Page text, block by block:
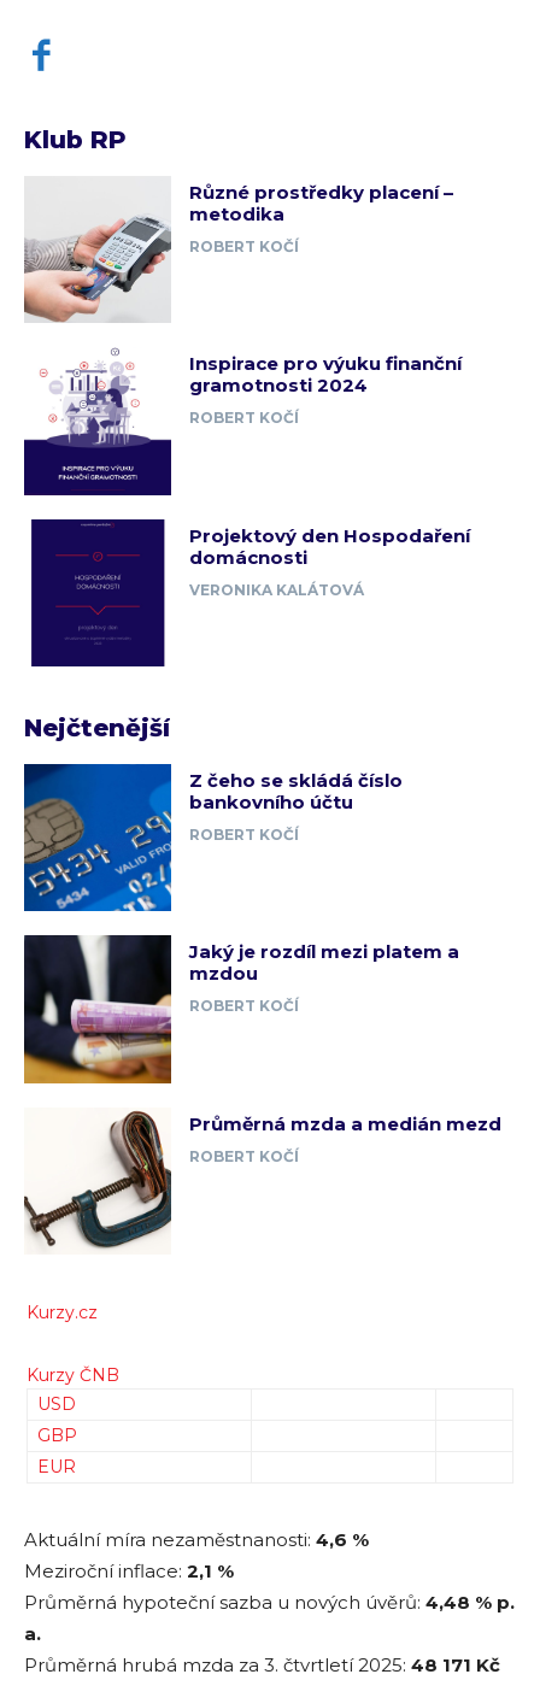
Klub RP
Různé prostředky placení –
metodika
ROBERT KOČÍ
Inspirace pro výuku finanční
gramotnosti 2024
ROBERT KOČÍ
Projektový den Hospodaření
domácnosti
VERONIKA KALÁTOVÁ
Nejčtenější
Z čeho se skládá číslo
bankovního účtu
ROBERT KOČÍ
Jaký je rozdíl mezi platem a
mzdou
ROBERT KOČÍ
Průměrná mzda a medián mezd
ROBERT KOČÍ
Kurzy.cz
Kurzy ČNB
USD
GBP
EUR
Aktuální míra nezaměstnanosti: 4,6 %
Meziroční inflace: 2,1 %
Průměrná hypoteční sazba u nových úvěrů: 4,48 % p.
a.
Průměrná hrubá mzda za 3. čtvrtletí 2025: 48 171 Kč